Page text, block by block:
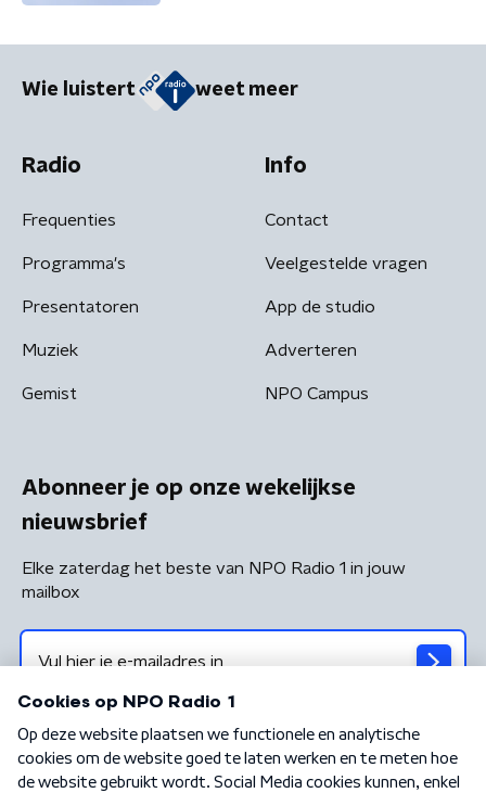
Wie luistert weet meer
Radio
Frequenties
Programma's
Presentatoren
Muziek
Gemist
Info
Contact
Veelgestelde vragen
App de studio
Adverteren
NPO Campus
Abonneer je op onze wekelijkse
nieuwsbrief
Elke zaterdag het beste van NPO Radio 1 in jouw
mailbox